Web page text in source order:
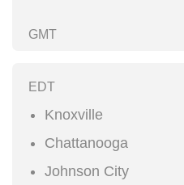
GMT
EDT
Knoxville
Chattanooga
Johnson City